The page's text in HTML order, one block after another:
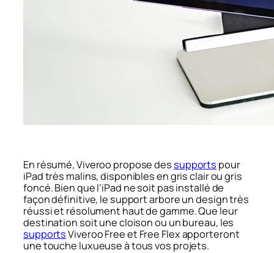
En résumé, Viveroo propose des supports pour
iPad très malins, disponibles en gris clair ou gris
foncé. Bien que l’iPad ne soit pas installé de
façon définitive, le support arbore un design très
réussi et résolument haut de gamme. Que leur
destination soit une cloison ou un bureau, les
supportsViveroo Free et Free Flex apporteront
une touche luxueuse à tous vos projets.